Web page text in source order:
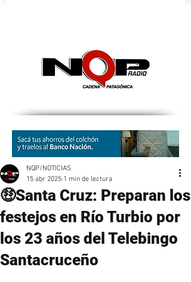
🤑Santa Cruz: Preparan los
festejos en Río Turbio por
los 23 años del Telebingo
Santacruceño
NQP/NOTICIAS
15 abr 2025 1 min de lectura